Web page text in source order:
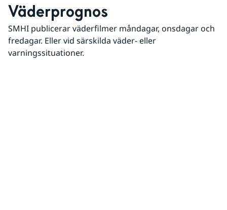
Väderprognos
SMHI publicerar väderfilmer måndagar, onsdagar och
fredagar. Eller vid särskilda väder- eller
varningssituationer.